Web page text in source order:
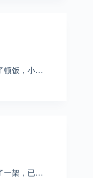
顿饭，小…
一架，已…